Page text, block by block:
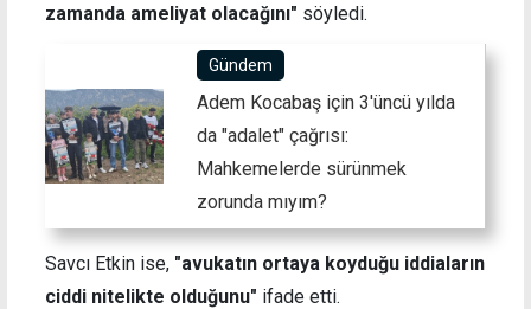
zamanda ameliyat olacağını" söyledi.
Gündem
Adem Kocabaş için 3'üncü yılda
da "adalet" çağrısı:
Mahkemelerde sürünmek
zorunda mıyım?
Savcı Etkin ise, "avukatın ortaya koyduğu iddiaların
ciddi nitelikte olduğunu" ifade etti.